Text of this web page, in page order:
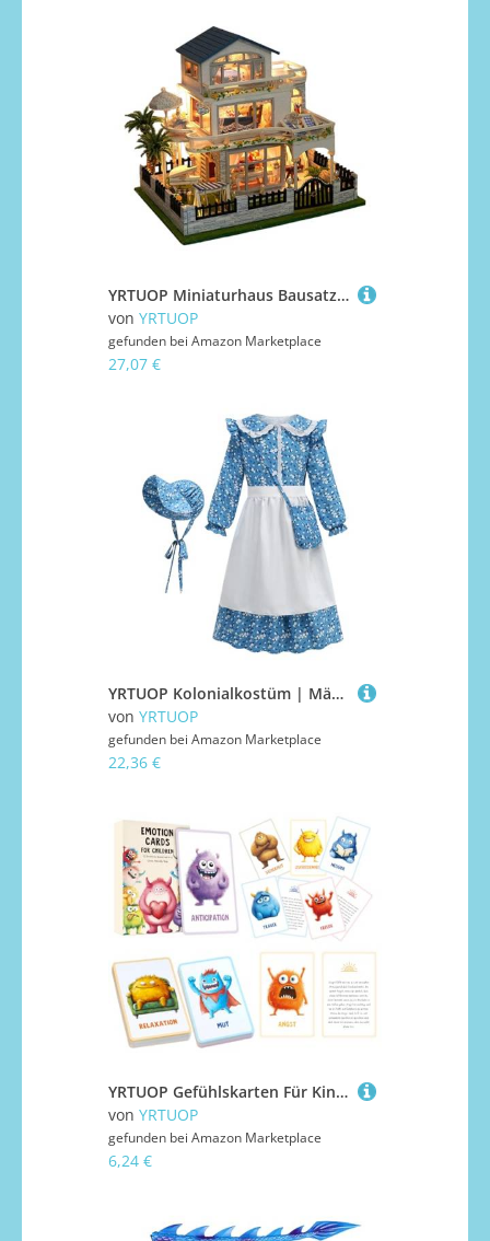
YRTUOP Miniaturhaus Bausatz - 3D Holz Bastelsatz für kleine Villa Modellbau mit LED,Zuhause Deko Geschenk Für Jugendliche Erwachsene Familie
von YRTUOP
gefunden bei Amazon Marketplace
27,07 €
YRTUOP Kolonialkostüm | Mädchen PrärieFür Halloween - Theaterfestspiel ung Für Rollenspiel Schulfotos Picknick Farmalltag Frühlingsfest Ostern
von YRTUOP
gefunden bei Amazon Marketplace
22,36 €
YRTUOP Gefühlskarten Für Kinder | Realistische Bilder Emotionen Lernkarten - Einfühlungsvermögen Aktivitäten Für Kinder Mädchen
von YRTUOP
gefunden bei Amazon Marketplace
6,24 €